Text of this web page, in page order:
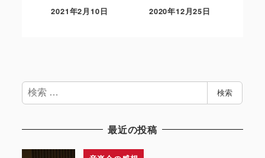
2021年2月10日 2020年12月25日
検
索
検索
最近の投稿